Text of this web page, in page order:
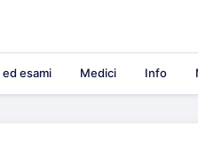
esami Medici Info